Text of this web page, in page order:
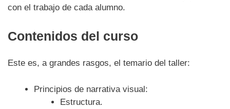
con el trabajo de cada alumno.
Contenidos del curso
Este es, a grandes rasgos, el temario del taller:
Principios de narrativa visual:
Estructura.